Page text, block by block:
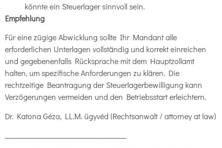
könnte ein Steuerlager sinnvoll sein.
Empfehlung
Für eine zügige Abwicklung sollte Ihr Mandant alle
erforderlichen Unterlagen vollständig und korrekt einreichen
und gegebenenfalls Rücksprache mit dem Hauptzollamt
halten, um spezifische Anforderungen zu klären. Die
rechtzeitige Beantragung der Steuerlagerbewilligung kann
Verzögerungen vermeiden und den Betriebsstart erleichtern.
Dr. Katona Géza, LL.M. ügyvéd (Rechtsanwalt / attorney at law)